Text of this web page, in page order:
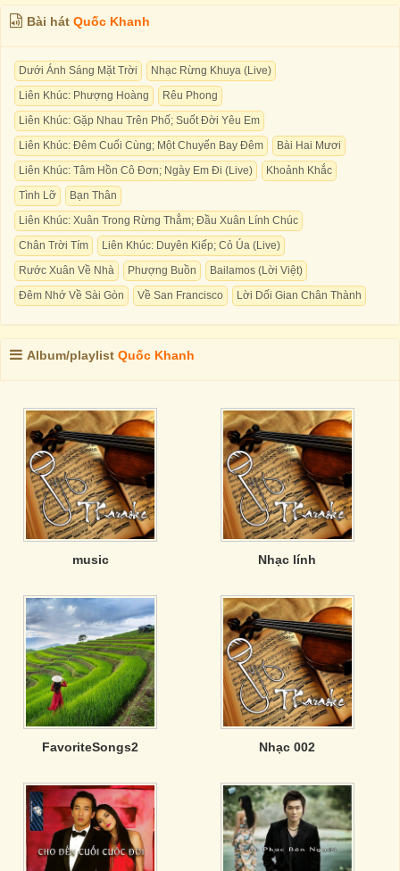
Bài hát Quốc Khanh
Dưới Ánh Sáng Mặt Trời
Nhạc Rừng Khuya (Live)
Liên Khúc: Phượng Hoàng
Rêu Phong
Liên Khúc: Gặp Nhau Trên Phố; Suốt Đời Yêu Em
Liên Khúc: Đêm Cuối Cùng; Một Chuyến Bay Đêm
Bài Hai Mươi
Liên Khúc: Tâm Hồn Cô Đơn; Ngày Em Đi (Live)
Khoảnh Khắc
Tình Lỡ
Bạn Thân
Liên Khúc: Xuân Trong Rừng Thẳm; Đầu Xuân Lính Chúc
Chân Trời Tím
Liên Khúc: Duyên Kiếp; Cỏ Úa (Live)
Rước Xuân Về Nhà
Phượng Buồn
Bailamos (Lời Việt)
Đêm Nhớ Về Sài Gòn
Về San Francisco Lời Dối Gian Chân Thành
Album/playlist Quốc Khanh
music Nhạc lính
FavoriteSongs2 Nhạc 002